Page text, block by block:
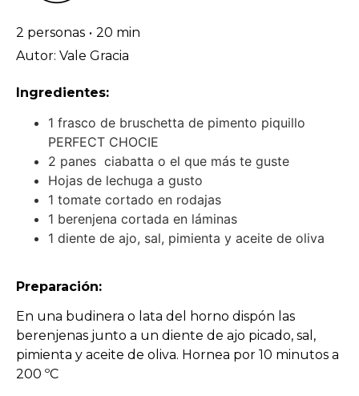
2 personas • 20 min
Autor: Vale Gracia
Ingredientes:
1 frasco de bruschetta de pimento piquillo
PERFECT CHOCIE
2 panes ciabatta o el que más te guste
Hojas de lechuga a gusto
1 tomate cortado en rodajas
1 berenjena cortada en láminas
1 diente de ajo, sal, pimienta y aceite de oliva
Preparación:
En una budinera o lata del horno dispón las
berenjenas junto a un diente de ajo picado, sal,
pimienta y aceite de oliva. Hornea por 10 minutos a
200 ºC